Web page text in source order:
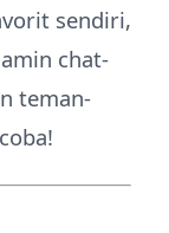
sendiri,
chat-
teman-